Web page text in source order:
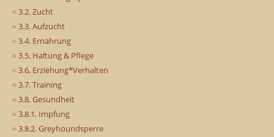
3.2. Zucht
3.3. Aufzucht
3.4. Ernährung
3.5. Haltung & Pflege
3.6. Erziehung*Verhalten
3.7. Training
3.8. Gesundheit
3.8.1. Impfung
3.8.2. Greyhoundsperre